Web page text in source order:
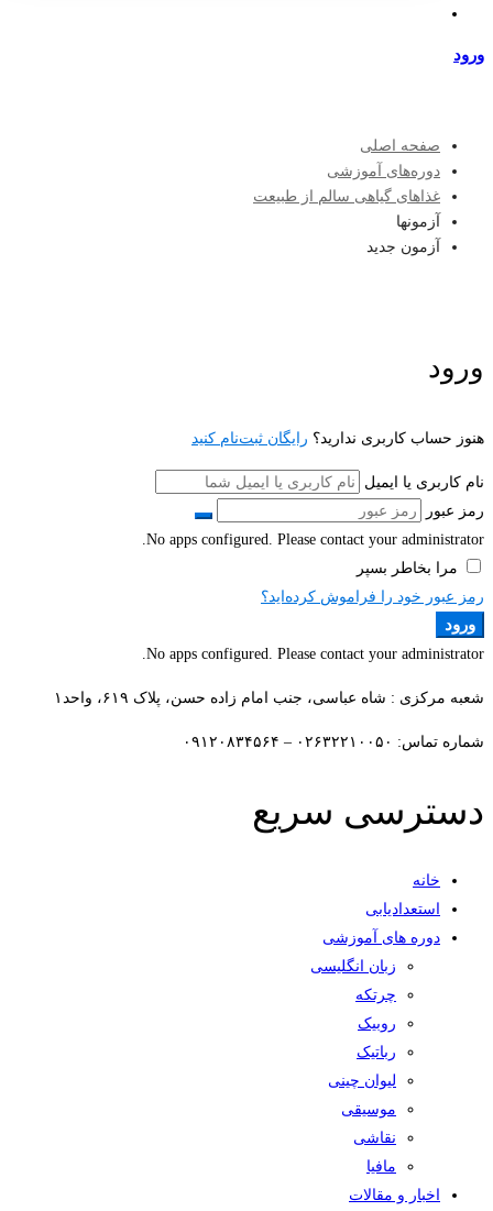
ورود
صفحه اصلی
دوره‌های آموزشی
غذاهای گیاهی سالم از طبیعت
آزمونها
آزمون جدید
ورود
هنوز حساب کاربری ندارید؟ رایگان ثبت‌نام کنید
نام کاربری یا ایمیل
رمز عبور
No apps configured. Please contact your administrator.
مرا بخاطر بسپر
رمز عبور خود را فراموش کرده‌اید؟
ورود
No apps configured. Please contact your administrator.
شعبه مرکزی : شاه عباسی، جنب امام زاده حسن، پلاک ۶۱۹، واحد۱​
شماره تماس: ۰۲۶۳۲۲۱۰۰۵۰ – ۰۹۱۲۰۸۳۴۵۶۴
دسترسی سریع
خانه
استعدادیابی
دوره های آموزشی
زبان انگلیسی
چرتکه
روبیک
رباتیک
لیوان چینی
موسیقی
نقاشی
مافیا
اخبار و مقالات